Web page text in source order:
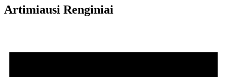
Artimiausi Renginiai